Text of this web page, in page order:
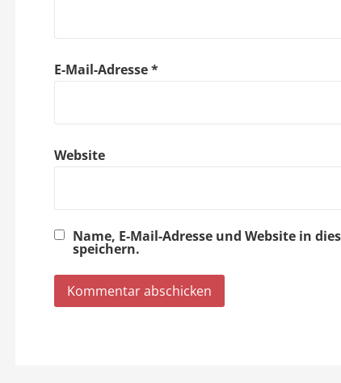
E-Mail-Adresse*
Website
Name, E-Mail-Adresse und Website in
speichern.